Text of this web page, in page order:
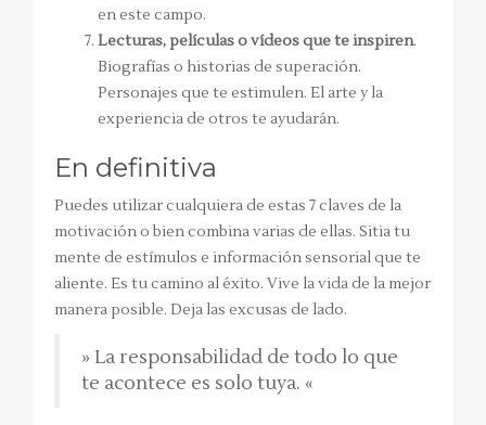
en este campo.
Lecturas, películas o vídeos que te inspiren.
Biografías o historias de superación.
Personajes que te estimulen. El arte y la
experiencia de otros te ayudarán.
En definitiva
Puedes utilizar cualquiera de estas 7 claves de la
motivación o bien combina varias de ellas. Sitia tu
mente de estímulos e información sensorial que te
aliente. Es tu camino al éxito. Vive la vida de la mejor
manera posible. Deja las excusas de lado.
» La responsabilidad de todo lo que
te acontece es solo tuya. «